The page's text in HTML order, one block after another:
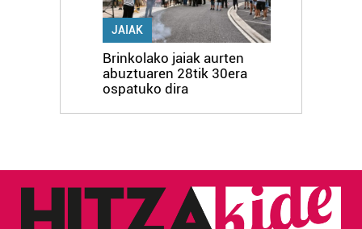
JAIAK
Brinkolako jaiak aurten
abuztuaren 28tik 30era
ospatuko dira